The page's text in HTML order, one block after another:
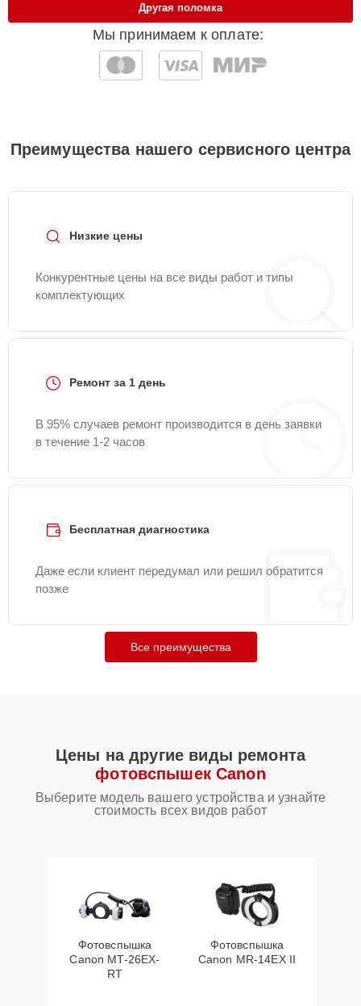
Мы принимаем к оплате:
Другая поломка
Преимущества нашего сервисного центра
Низкие цены
Конкурентные цены на все виды работ и типы
комплектующих
Ремонт за 1 день
В 95% случаев ремонт производится в день заявки
в течение 1-2 часов
Бесплатная диагностика
Даже если клиент передумал или решил обратится
позже
Все преимущества
Цены на другие виды ремонта
фотовспышек Canon
Выберите модель вашего устройства и узнайте
стоимость всех видов работ
Фотовспышка
Canon MT-26EX-
RT
Фотовспышка
Canon MR-14EX II